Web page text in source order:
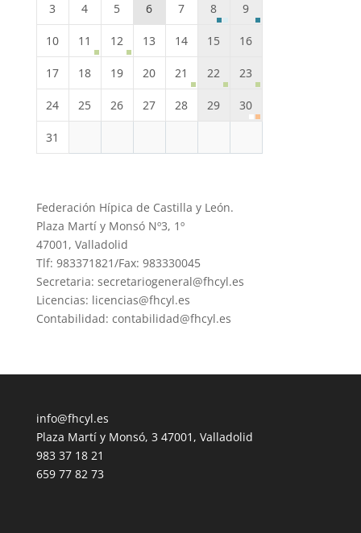
3 4 5 6 7 8 9
10 11 12 13 14 15 16
17 18 19 20 21 22 23
24 25 26 27 28 29 30
31
Federación Hípica de Castilla y León.
Plaza Martí y Monsó Nº3, 1º
47001, Valladolid
Tlf: 983371821/Fax: 983330045
Secretaria: secretariogeneral@fhcyl.es
Licencias: licencias@fhcyl.es
Contabilidad: contabilidad@fhcyl.es
info@fhcyl.es
Plaza Martí y Monsó, 3 47001, Valladolid
983 37 18 21
659 77 82 73